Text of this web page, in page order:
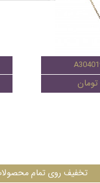
تخفیف روی تمام